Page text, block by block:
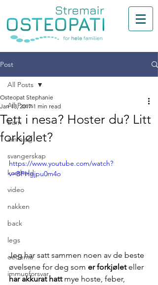
Post
All Posts
barn
amming
svangerskap
kosthold
video
nakken
back
legs
oedema
immunforsvar
All Posts
Tett i nesa? Hoster du? Litt
forkjølet?
Osteopat Stephanie
Jan 13, 2017 1 min read
https://www.youtube.com/watch?
v=BPHgjpu0m4o
Jeg har satt sammen noen av de beste
øvelsene for deg som er forkjølet eller
har akkurat hatt mye hoste, feber,